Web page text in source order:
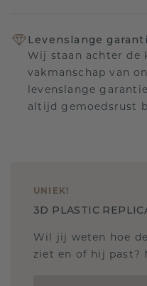
Levenslange
Wij staan achter de
vakmanschap van
levenslange
altijd gemoedsrust
UNIEK!
3D PLASTIC
Wil jij weten hoe
ziet en of hij past?